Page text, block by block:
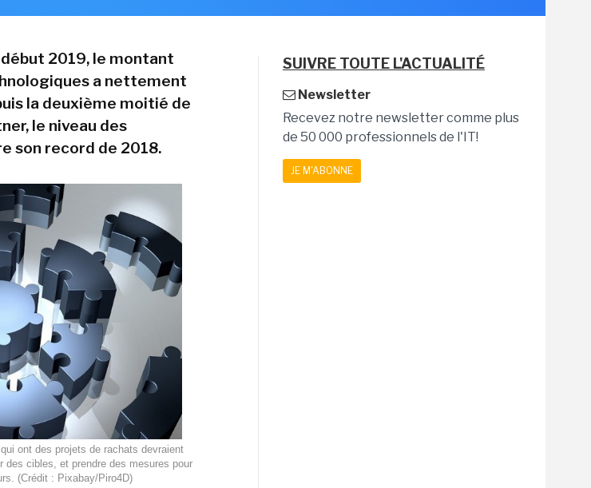
2019, le montant
a nettement
la deuxième moitié de
le niveau des
son record de 2018.
ont des projets de rachats devraient
des cibles, et prendre des mesures pour
(Crédit : Pixabay/Piro4D)
SUIVRE TOUTE L'ACTUALITÉ
Newsletter
Recevez notre newsletter comme plus
de 50 000 professionnels de l'IT!
JE M'ABONNE